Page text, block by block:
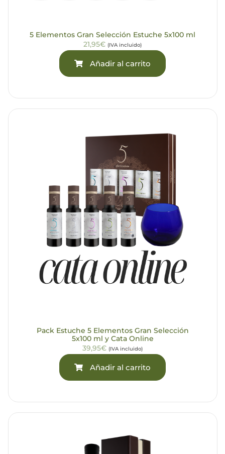
5 Elementos Gran Selección Estuche 5x100 ml
21,95€ (IVA incluido)
Añadir al carrito
Pack Estuche 5 Elementos Gran Selección
5x100 ml y Cata Online
39,95€ (IVA incluido)
Añadir al carrito